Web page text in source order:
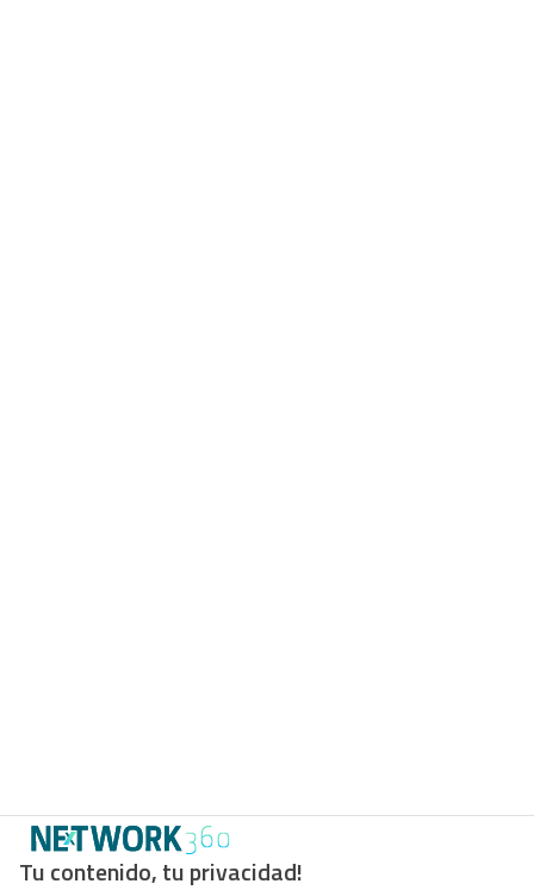
Tu contenido, tu privacidad!